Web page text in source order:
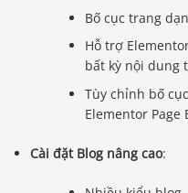
Bố cục trang
Hỗ trợ
bất kỳ nội dung
Tùy chỉnh bố
Elementor Page
Cài đặt Blog nâng cao: